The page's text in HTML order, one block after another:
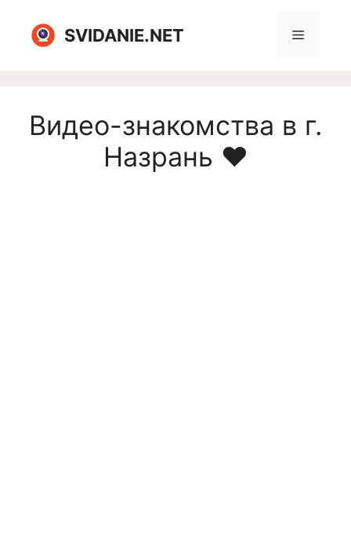
содержимому
SVIDANIE.NET Меню
Видео-знакомства в г.
Назрань ❤️